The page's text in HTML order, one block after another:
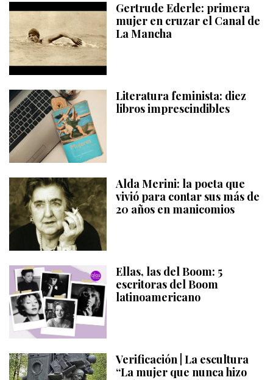
Gertrude Ederle: primera
mujer en cruzar el Canal de
La Mancha
Literatura feminista: diez
libros imprescindibles
Alda Merini: la poeta que
vivió para contar sus más de
20 años en manicomios
Ellas, las del Boom: 5
escritoras del Boom
latinoamericano
Verificación | La escultura
“La mujer que nunca hizo